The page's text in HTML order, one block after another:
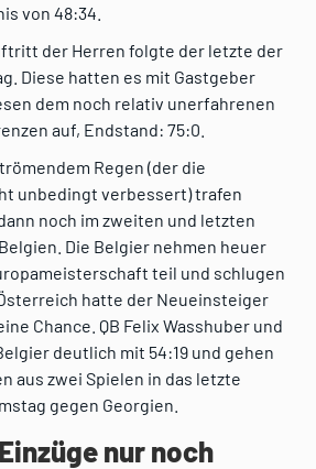
von 48:34.
der Herren folgte der letzte der
Diese hatten es mit Gastgeber
dem noch relativ unerfahrenen
auf, Endstand: 75:0.
Regen (der die
unbedingt verbessert) trafen
noch im zweiten und letzten
Die Belgier nehmen heuer
teil und schlugen
hatte der Neueinsteiger
Chance. QB Felix Wasshuber und
deutlich mit 54:19 und gehen
aus zwei Spielen in das letzte
gegen Georgien.
nur noch